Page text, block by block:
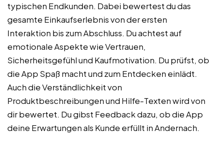
typischen Endkunden. Dabei bewertest du das
gesamte Einkaufserlebnis von der ersten
Interaktion bis zum Abschluss. Du achtest auf
emotionale Aspekte wie Vertrauen,
Sicherheitsgefühl und Kaufmotivation. Du prüfst, ob
die App Spaß macht und zum Entdecken einlädt.
Auch die Verständlichkeit von
Produktbeschreibungen und Hilfe-Texten wird von
dir bewertet. Du gibst Feedback dazu, ob die App
deine Erwartungen als Kunde erfüllt in Andernach.